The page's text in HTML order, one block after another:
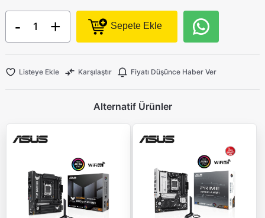
- + Sepete Ekle
Listeye Ekle Karşılaştır Fiyatı Düşünce Haber Ver
Alternatif Ürünler